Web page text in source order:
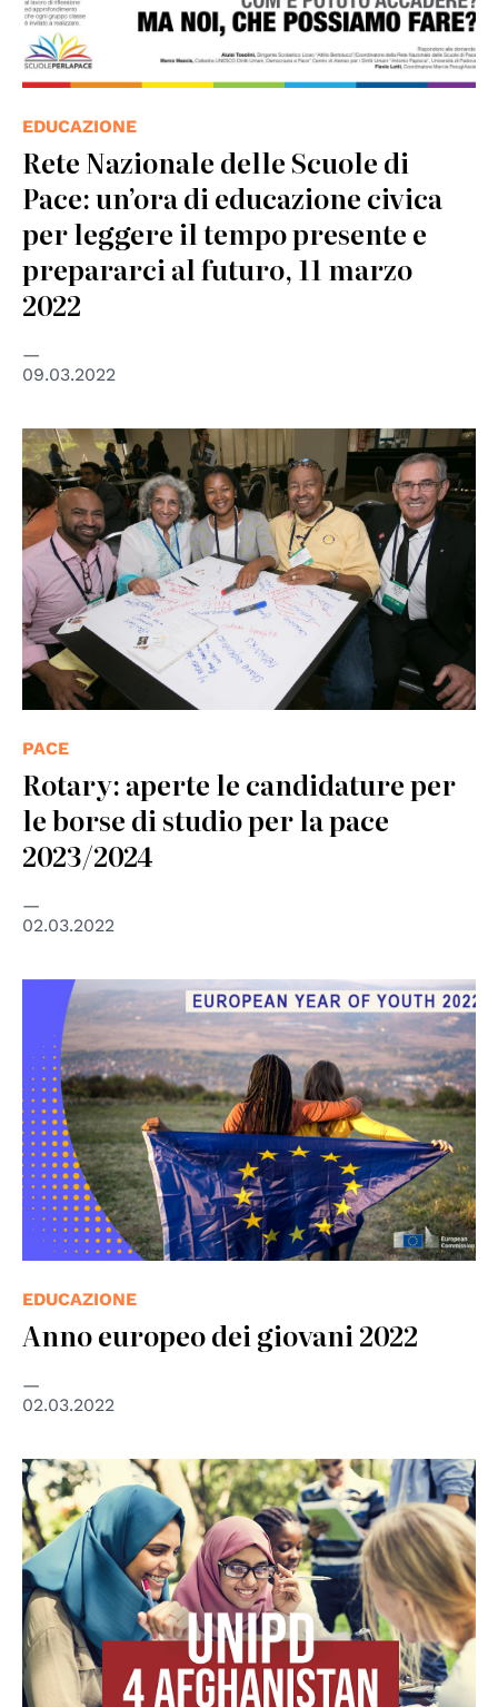
EDUCAZIONE
Rete Nazionale delle Scuole di
Pace: un’ora di educazione civica
per leggere il tempo presente e
prepararci al futuro, 11 marzo
2022
09.03.2022
© Rotary
PACE
Rotary: aperte le candidature per
le borse di studio per la pace
2023/2024
02.03.2022
© Unione Europea
EDUCAZIONE
Anno europeo dei giovani 2022
02.03.2022